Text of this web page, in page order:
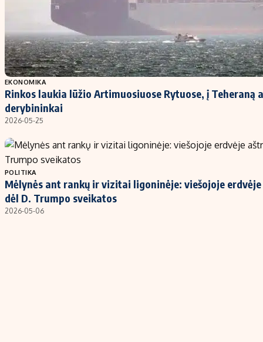
EKONOMIKA
Rinkos laukia lūžio Artimuosiuose Rytuose, į Teheraną
derybininkai
2026-05-25
POLITIKA
Mėlynės ant rankų ir vizitai ligoninėje: viešojoje
dėl D. Trumpo sveikatos
2026-05-06